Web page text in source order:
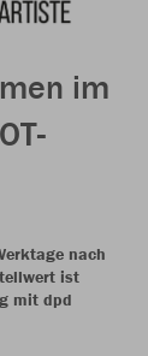
im
nach
ist
mit dpd